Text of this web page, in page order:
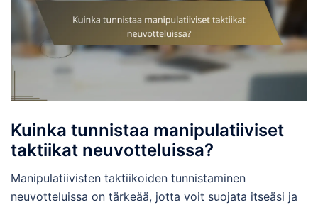
Kuinka tunnistaa manipulatiiviset
taktiikat neuvotteluissa?
Manipulatiivisten taktiikoiden tunnistaminen
neuvotteluissa on tärkeää, jotta voit suojata itseäsi ja